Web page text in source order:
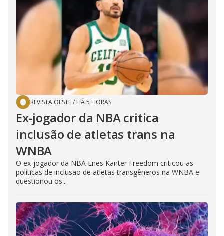
REVISTA OESTE/ HÁ 5 HORAS
Ex-jogador da NBA critica
inclusão de atletas trans na
WNBA
O ex-jogador da NBA Enes Kanter Freedom criticou as
políticas de inclusão de atletas transgêneros na WNBA e
questionou os...